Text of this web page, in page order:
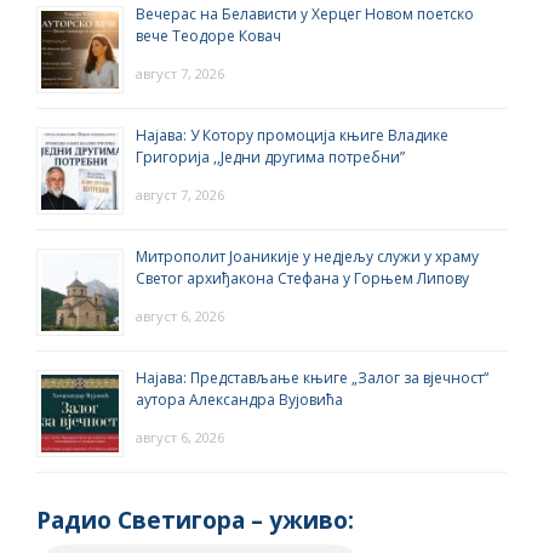
Вечерас на Белависти у Херцег Новом поетско
вече Теодоре Ковач
август 7, 2026
Најава: У Котору промоција књиге Владике
Григорија ,,Једни другима потребни”
август 7, 2026
Митрополит Јоаникије у недјељу служи у храму
Светог архиђакона Стефана у Горњем Липову
август 6, 2026
Најава: Представљање књиге „Залог за вјечност“
аутора Александра Вујовића
август 6, 2026
Радио Светигора – yживо: